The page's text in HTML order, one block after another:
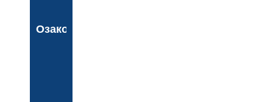
Озакоњење